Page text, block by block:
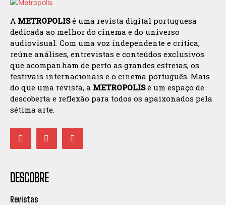
A METROPOLISé uma revista digital portuguesa
dedicada ao melhor do cinema e do universo
audiovisual. Com uma voz independente e crítica,
reúne análises, entrevistas e conteúdos exclusivos
que acompanham de perto as grandes estreias, os
festivais internacionais e o cinema português. Mais
do que uma revista, a METROPOLISé um espaço de
descoberta e reflexão para todos os apaixonados pela
sétima arte.
DESCOBRE
Revistas